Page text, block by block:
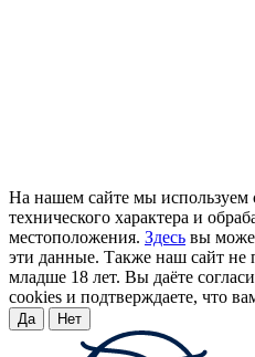
На нашем сайте мы используем
технического характера и
местоположения. Здесь вы
эти данные. Также наш сайт не
младше 18 лет. Вы даёте
cookies и подтверждаете, что
Да Нет